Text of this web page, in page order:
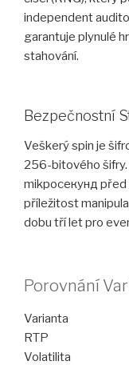
independent
garantuje plynulé
stahování.
Bezpečnostní
Veškerý spin je
256-bitového
mikросекунд před
příležitost
dobu tří let pro
Porovnání
Varianta
RTP
Volatilita